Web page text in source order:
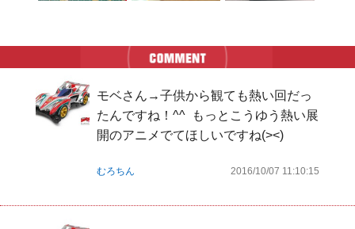
モベさん→子供から観ても熱い回だっ
たんですね！^^  もっとこうゆう熱い展
開のアニメでてほしいですね(><)
むろちん 2016/10/07 11:10:15